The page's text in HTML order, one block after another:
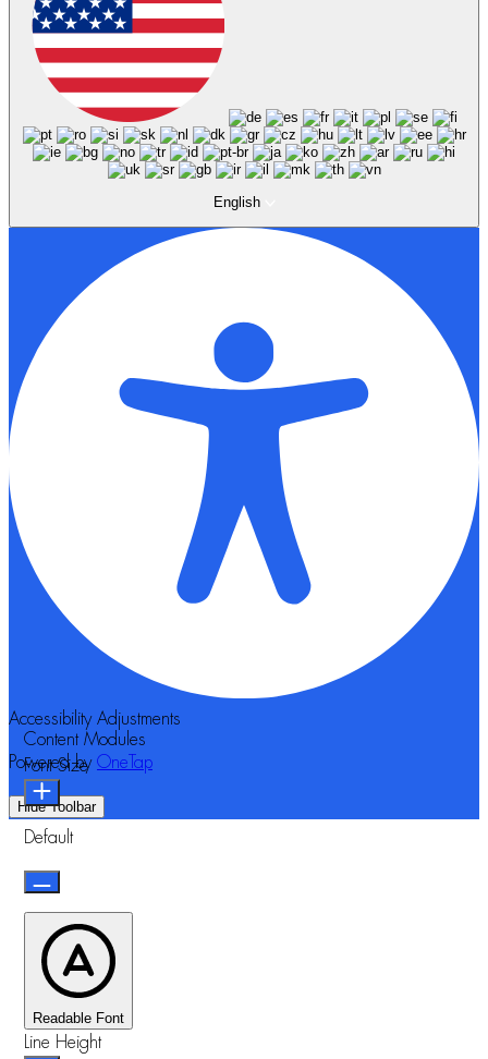
English
Accessibility Adjustments
Powered by OneTap
Hide Toolbar
Content Modules
Font Size
Default
Readable Font
Line Height